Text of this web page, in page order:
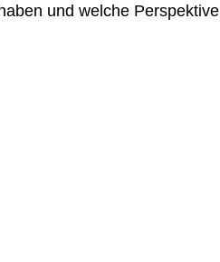
und welche Perspektive